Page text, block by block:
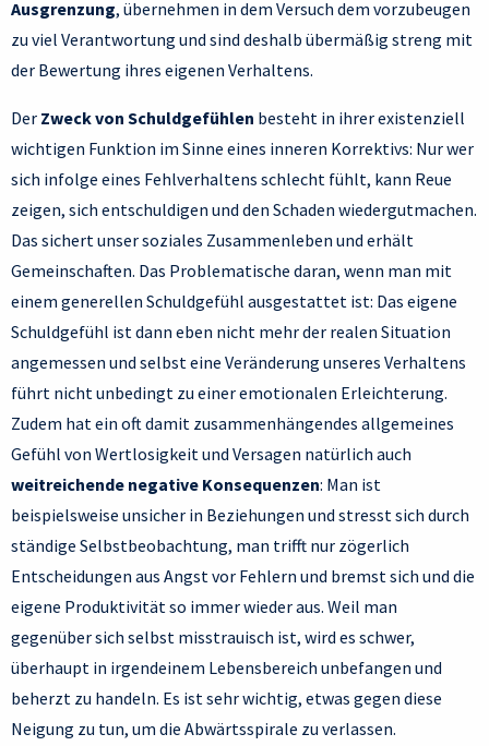
Ausgrenzung, übernehmen in dem Versuch dem vorzubeugen
zu viel Verantwortung und sind deshalb übermäßig streng mit
der Bewertung ihres eigenen Verhaltens.
Der Zweck von Schuldgefühlen besteht in ihrer existenziell
wichtigen Funktion im Sinne eines inneren Korrektivs: Nur wer
sich infolge eines Fehlverhaltens schlecht fühlt, kann Reue
zeigen, sich entschuldigen und den Schaden wiedergutmachen.
Das sichert unser soziales Zusammenleben und erhält
Gemeinschaften. Das Problematische daran, wenn man mit
einem generellen Schuldgefühl ausgestattet ist: Das eigene
Schuldgefühl ist dann eben nicht mehr der realen Situation
angemessen und selbst eine Veränderung unseres Verhaltens
führt nicht unbedingt zu einer emotionalen Erleichterung.
Zudem hat ein oft damit zusammenhängendes allgemeines
Gefühl von Wertlosigkeit und Versagen natürlich auch
weitreichende negative Konsequenzen: Man ist
beispielsweise unsicher in Beziehungen und stresst sich durch
ständige Selbstbeobachtung, man trifft nur zögerlich
Entscheidungen aus Angst vor Fehlern und bremst sich und die
eigene Produktivität so immer wieder aus. Weil man
gegenüber sich selbst misstrauisch ist, wird es schwer,
überhaupt in irgendeinem Lebensbereich unbefangen und
beherzt zu handeln. Es ist sehr wichtig, etwas gegen diese
Neigung zu tun, um die Abwärtsspirale zu verlassen.